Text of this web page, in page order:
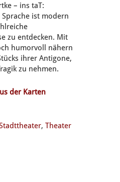
– ins taT:
ist modern
zu entdecken. Mit
humorvoll nähern
ihrer Antigone,
zu nehmen.
der Karten
, Theater